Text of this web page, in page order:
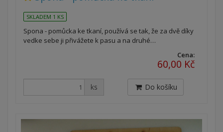
SKLADEM 1 KS
Spona - pomůcka ke tkaní, používá se tak, že za dvě díky
vedke sebe ji přivážete k pasu a na druhé…
Cena:
60,00 Kč
ks Do košíku